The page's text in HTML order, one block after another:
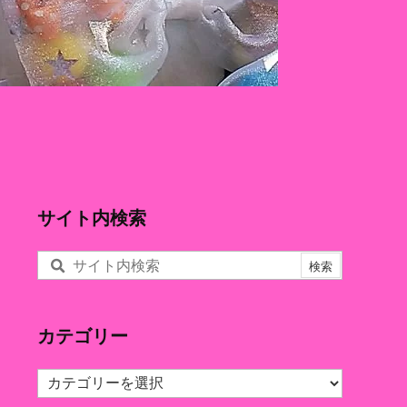
サイト内検索
カテゴリー
カ
テ